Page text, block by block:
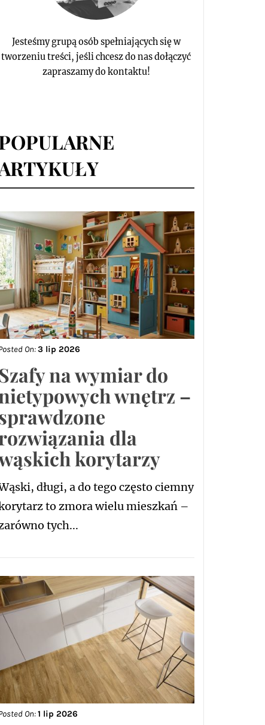
Jesteśmy grupą osób spełniających się w
tworzeniu treści, jeśli chcesz do nas dołączyć
zapraszamy do kontaktu!
On:3 lip 2026
na wymiar do
wnętrz –
dla
korytarzy
długi, a do tego często ciemny
to zmora wielu mieszkań –
tych...
On:1 lip 2026